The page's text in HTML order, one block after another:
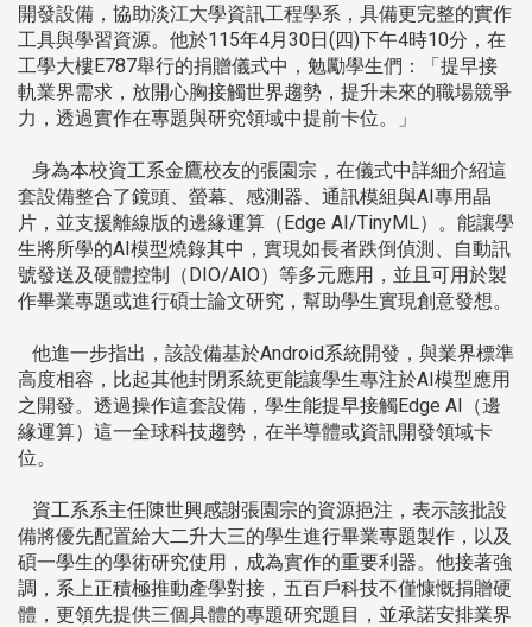
開發設備，協助淡江大學資訊工程學系，具備更完整的實作
工具與學習資源。他於115年4月30日(四)下午4時10分，在
工學大樓E787舉行的捐贈儀式中，勉勵學生們：「提早接
軌業界需求，放開心胸接觸世界趨勢，提升未來的職場競爭
力，透過實作在專題與研究領域中提前卡位。」
身為本校資工系金鷹校友的張園宗，在儀式中詳細介紹這
套設備整合了鏡頭、螢幕、感測器、通訊模組與AI專用晶
片，並支援離線版的邊緣運算（Edge AI/TinyML）。能讓學
生將所學的AI模型燒錄其中，實現如長者跌倒偵測、自動訊
號發送及硬體控制（DIO/AIO）等多元應用，並且可用於製
作畢業專題或進行碩士論文研究，幫助學生實現創意發想。
他進一步指出，該設備基於Android系統開發，與業界標準
高度相容，比起其他封閉系統更能讓學生專注於AI模型應用
之開發。透過操作這套設備，學生能提早接觸Edge AI（邊
緣運算）這一全球科技趨勢，在半導體或資訊開發領域卡
位。
資工系系主任陳世興感謝張園宗的資源挹注，表示該批設
備將優先配置給大二升大三的學生進行畢業專題製作，以及
碩一學生的學術研究使用，成為實作的重要利器。他接著強
調，系上正積極推動產學對接，五百戶科技不僅慷慨捐贈硬
體，更領先提供三個具體的專題研究題目，並承諾安排業界